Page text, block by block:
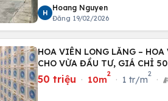
H
Hoang Nguyen
Đăng 19/02/2026
HOA VIÊN LONG LĂNG –
CHO VỪA ĐẦU TƯ, GIÁ CHỈ
50 triệu · 10m
2
· 1 tr/m
2
·